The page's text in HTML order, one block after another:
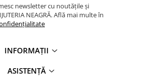
newsletter cu noutățile și
NEAGRĂ. Află mai multe în
INFORMAȚII
ASISTENȚĂ